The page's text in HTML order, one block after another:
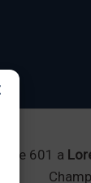
Ecole 601 a